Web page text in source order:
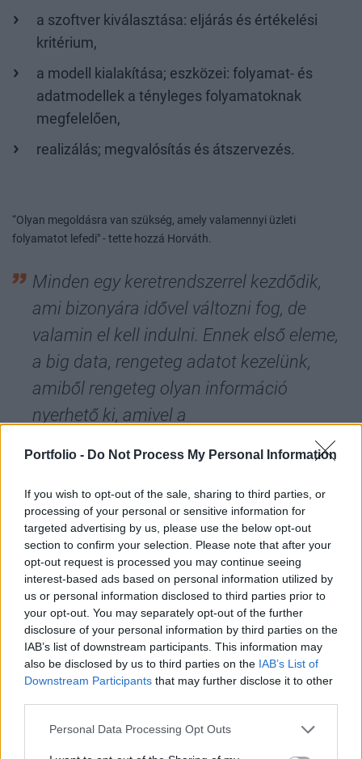
Portfolio - Do Not Process My Personal Information
If you wish to opt-out of the sale, sharing to third parties, or
processing of your personal or sensitive information for
targeted advertising by us, please use the below opt-out
section to confirm your selection. Please note that after your
opt-out request is processed you may continue seeing
interest-based ads based on personal information utilized by
us or personal information disclosed to third parties prior to
your opt-out. You may separately opt-out of the further
disclosure of your personal information by third parties on the
IAB’s list of downstream participants. This information may
also be disclosed by us to third parties on the IAB’s List of
Downstream Participants that may further disclose it to other
Personal Data Processing Opt Outs
a szoftver kiválasztása: eljárás és értékelési
kritérium,
a modell kialakítása; eszközei: folyamat- és
adatmodellek a tényleges folyamatoknak
megfelelően,
realizálás; megvalósítás és átszervezés.
“Olyan megoldásra van szükség, amely valamennyi üzleti
folyamatot lefedi" - tette hozzá Horváth.
Minden egy keretrendszerrel kezdődik,
ami bizonyára idővel változni fog, de
valamin el kell indulni. Ennek első eleme,
a big data, rengeteg adatot kezelünk,
amiből rengeteg olyan információ
nyerhető ki, amivel a
termeléshatékonyság növelhető. Ezeket
egy olyan megjelenítő platformra kell
összefésülni, amely támogatni tudja a
döntéshozatalt
- ezt már Bolla Attila, a Knorr-Bremse Vasúti Járműrendszerek
Hungária Kft. Forgácsoló és felületkezelő üzemének igazgatója
mondta.